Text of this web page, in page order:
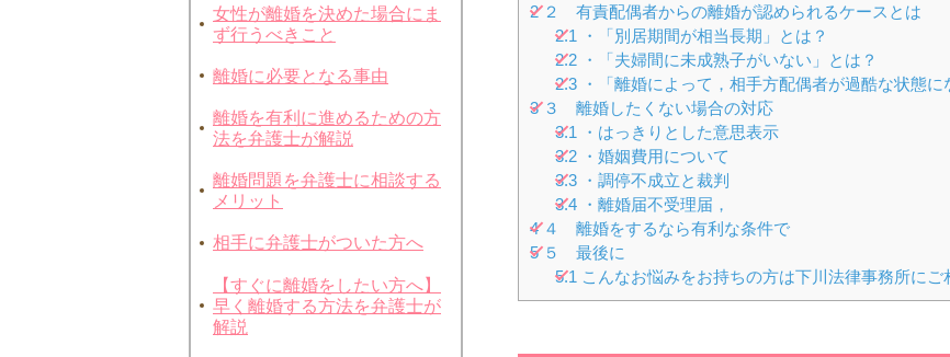
女性が離婚を決めた場合にま
ず行うべきこと
離婚に必要となる事由
離婚を有利に進めるための方
法を弁護士が解説
離婚問題を弁護士に相談する
メリット
相手に弁護士がついた方へ
【すぐに離婚をしたい方へ】
早く離婚する方法を弁護士が
解説
2２ 有責配偶者からの離婚が認められるケースとは
2.1 ・「別居期間が相当長期」とは？
2.2・「夫婦間に未成熟子がいない」とは？
2.3・「離婚によって，相手方配偶者が過酷な状態に
3３ 離婚したくない場合の対応
3.1 ・はっきりとした意思表示
3.2・婚姻費用について
3.3・調停不成立と裁判
3.4・離婚届不受理届，
4４ 離婚をするなら有利な条件で
5５ 最後に
5.1 こんなお悩みをお持ちの方は下川法律事務所にご